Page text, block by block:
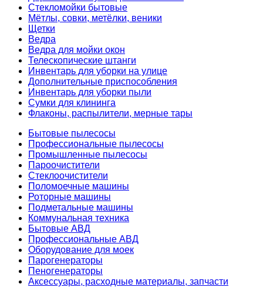
Стекломойки бытовые
Мётлы, совки, метёлки, веники
Щетки
Ведра
Ведра для мойки окон
Телескопические штанги
Инвентарь для уборки на улице
Дополнительные приспособления
Инвентарь для уборки пыли
Сумки для клининга
Флаконы, распылители, мерные тары
Бытовые пылесосы
Профессиональные пылесосы
Промышленные пылесосы
Пароочистители
Стеклоочистители
Поломоечные машины
Роторные машины
Подметальные машины
Коммунальная техника
Бытовые АВД
Профессиональные АВД
Оборудование для моек
Парогенераторы
Пеногенераторы
Аксессуары, расходные материалы, запчасти